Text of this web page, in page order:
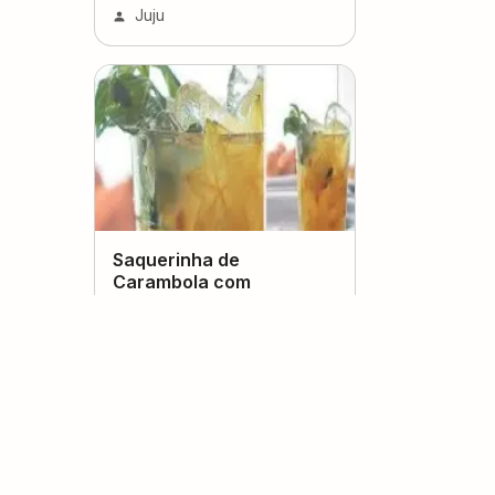
Juju
Saquerinha de
Carambola com